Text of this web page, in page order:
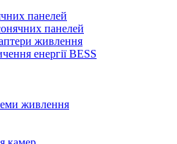
панелей
панелей
живлення
енергії BESS
живлення